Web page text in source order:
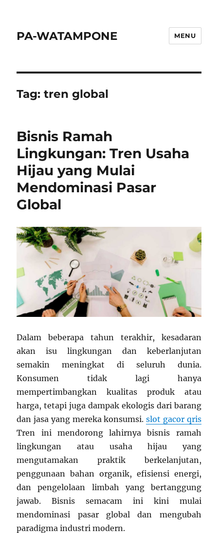
PA-WATAMPONE MENU
Tag:tren global
Bisnis Ramah
Lingkungan: Tren Usaha
Hijau yang Mulai
Mendominasi Pasar
Global
Dalam beberapa tahun terakhir, kesadaran
akan isu lingkungan dan keberlanjutan
semakin meningkat di seluruh dunia.
Konsumen tidak lagi hanya
mempertimbangkan kualitas produk atau
harga, tetapi juga dampak ekologis dari barang
dan jasa yang mereka konsumsi.slot gacor qris
Tren ini mendorong lahirnya bisnis ramah
lingkungan atau usaha hijau yang
mengutamakan praktik berkelanjutan,
penggunaan bahan organik, efisiensi energi,
dan pengelolaan limbah yang bertanggung
jawab. Bisnis semacam ini kini mulai
mendominasi pasar global dan mengubah
paradigma industri modern.